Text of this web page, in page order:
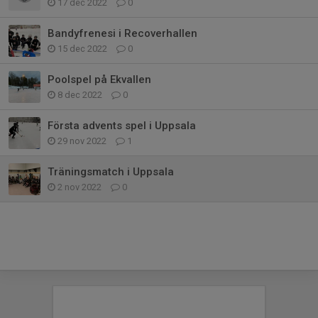
17 dec 2022 0
Bandyfrenesi i Recoverhallen
15 dec 2022 0
Poolspel på Ekvallen
8 dec 2022 0
Första advents spel i Uppsala
29 nov 2022 1
Träningsmatch i Uppsala
2 nov 2022 0